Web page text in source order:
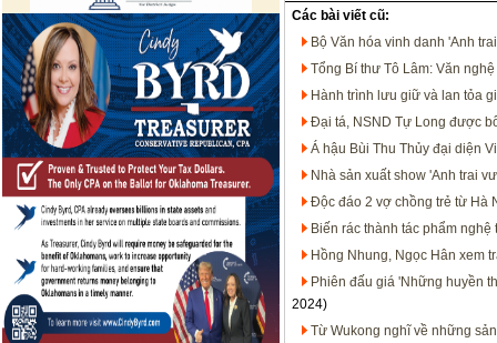
Các bài viết cũ:
Bộ Văn hóa vinh danh 'Anh
Tổng Bí thư Tô Lâm: Văn
Hành trình lưu giữ và lan tỏa
Đại tá, NSND Tự Long được
Á hậu Bùi Thu Thủy đại diện
Nhà sản xuất show 'Anh trai
Độc đáo 2 vợ chồng trẻ từ Hà
Biến rác thành tác phẩm nghệ
Hồng Nhung, Ngọc Hân xem
Phiên đấu giá 'Những huyền
2024)
Từ Wukong nghĩ về những